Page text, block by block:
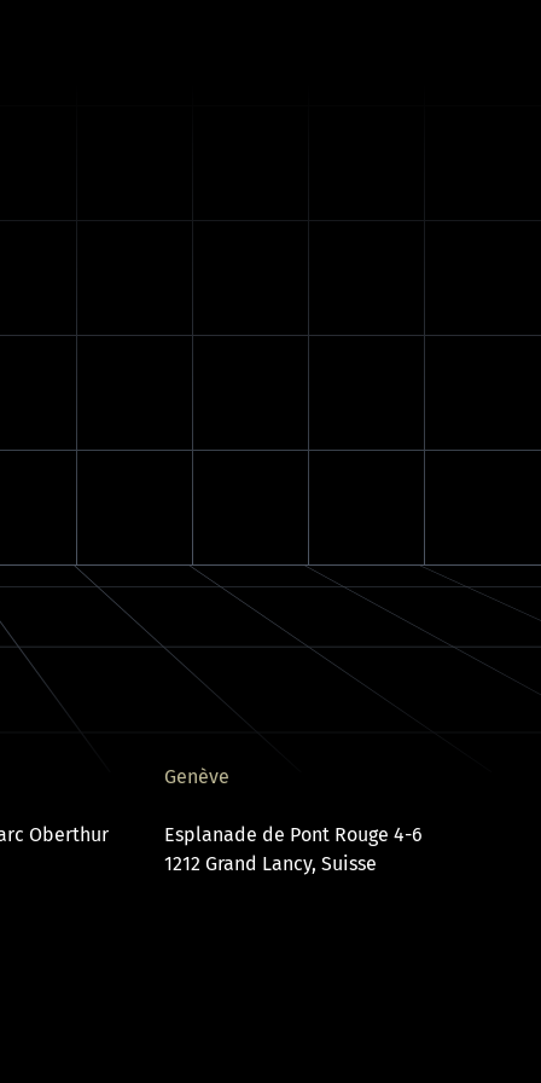
Oberthur
Genève
Esplanade de Pont Rouge 4-6
1212 Grand Lancy, Suisse